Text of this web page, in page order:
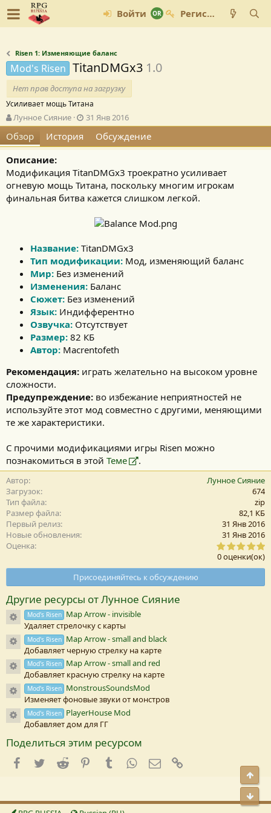
Войти Регистрация
Risen 1: Изменяющие баланс
Mod's Risen TitanDMGx3 1.0
Нет прав доступа на загрузку
Усиливает мощь Титана
А
в
т
о
р
Лунное Сияние
Д
а
а
о
з
а
31 Янв 2016
Обзор История
Обсуждение
Описание:
Модификация TitanDMGx3 троекратно усиливает
огневую мощь Титана, поскольку многим игрокам
финальная битва кажется слишком легкой.
Название: TitanDMGx3
Тип модификации: Мод, изменяющий баланс
Мир: Без изменений
Изменения: Баланс
Сюжет: Без изменений
Язык: Индифферентно
Озвучка: Отсутствует
Размер: 82 КБ
Автор: Macrentofeth
Рекомендация: играть желательно на высоком уровне
сложности.
Предупреждение: во избежание неприятностей не
используйте этот мод совместно с другими, меняющими
те же характеристики.
С прочими модификациями игры Risen можно
познакомиться в этой Теме .
Автор
Лунное Сияние
Загрузок
674
Тип файла
zip
Размер файла
82,1 КБ
Первый релиз
31 Янв 2016
Новые обновления
31 Янв 2016
Оценка
0
,
0
з
0 оценки(ок)
Присоединяйтесь к обсуждению
Другие ресурсы от Лунное Сияние
Иконка ресурса
Mod's Risen Map Arrow - invisible
Удаляет стрелочку с карты
Иконка ресурса
Mod's Risen Map Arrow - small and black
Добавляет черную стрелку на карте
Иконка ресурса
Mod's Risen Map Arrow - small and red
Добавляет красную стрелку на карте
Иконка ресурса
Mod's Risen MonstrousSoundsMod
Изменяет фоновые звуки от монстров
Иконка ресурса
Mod's Risen PlayerHouse Mod
Добавляет дом для ГГ
Поделиться этим ресурсом
Facebook
TwitterReddit PinterestTumblrWhatsApp
E-mail